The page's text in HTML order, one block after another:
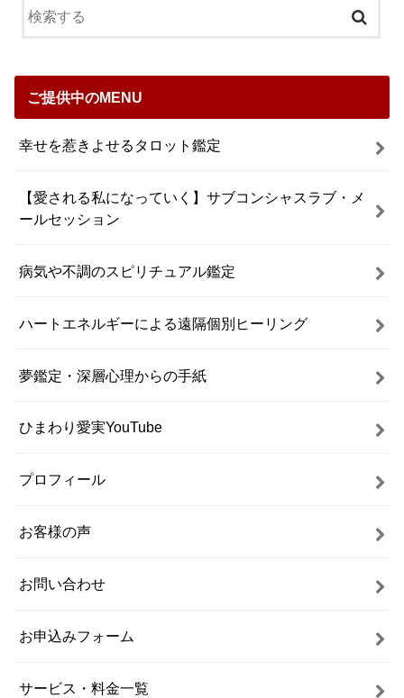
ご提供中のMENU
幸せを惹きよせるタロット鑑定
【愛される私になっていく】サブコンシャスラブ・メ
ールセッション
病気や不調のスピリチュアル鑑定
ハートエネルギーによる遠隔個別ヒーリング
夢鑑定・深層心理からの手紙
ひまわり愛実YouTube
プロフィール
お客様の声
お問い合わせ
お申込みフォーム
サービス・料金一覧